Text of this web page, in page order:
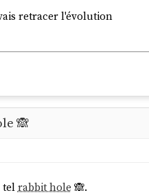
retracer l'évolution
🙈
telrabbit hole 🙈.